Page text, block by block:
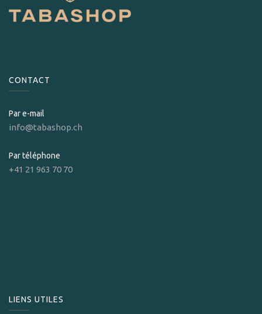
CONTACT
Par e-mail
info@tabashop.ch
Par téléphone
+41 21 963 70 70
LIENS UTILES